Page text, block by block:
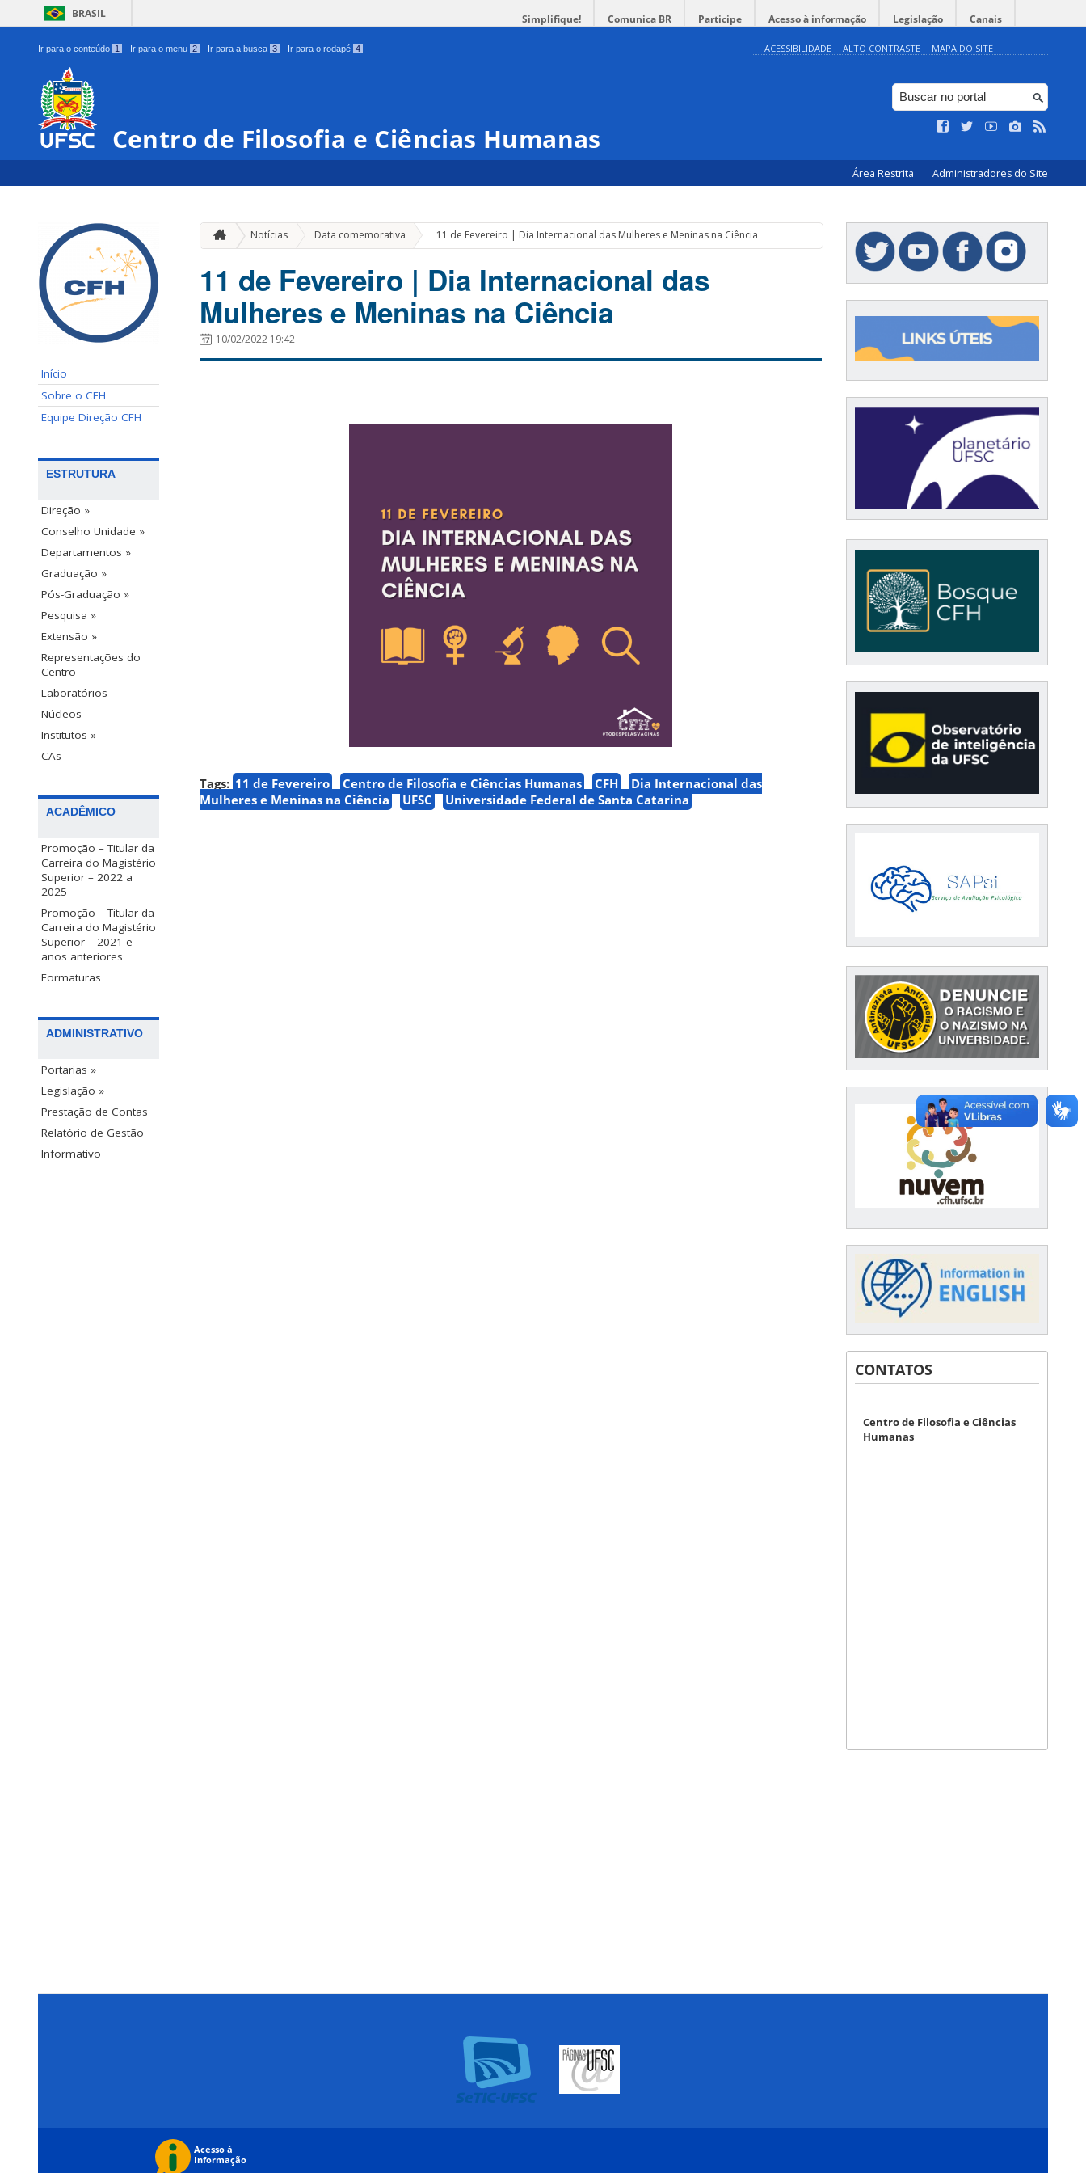
BRASIL Simplifique! Comunica BR Participe Acesso à informação Legislação Canais
Ir para o conteúdo 1 Ir para o menu 2 Ir para a busca 3 Ir para o rodapé 4 ACESSIBILIDADE ALTO CONTRASTE MAPA DO SITE
Centro de Filosofia e Ciências Humanas
Área Restrita Administradores do Site
Início
Sobre o CFH
Equipe Direção CFH
ESTRUTURA
Direção »
Conselho Unidade »
Departamentos »
Graduação »
Pós-Graduação »
Pesquisa »
Extensão »
Representações do
Centro
Laboratórios
Núcleos
Institutos »
CAs
ACADÊMICO
Promoção – Titular da
Carreira do Magistério
Superior – 2022 a
2025
Promoção – Titular da
Carreira do Magistério
Superior – 2021 e
anos anteriores
Formaturas
ADMINISTRATIVO
Portarias »
Legislação »
Prestação de Contas
Relatório de Gestão
Informativo
Notícias Data comemorativa » 11 de Fevereiro | Dia Internacional das Mulheres e Meninas na Ciência
11 de Fevereiro | Dia Internacional das
Mulheres e Meninas na Ciência
10/02/2022 19:42
Tags: 11 de Fevereiro Centro de Filosofia e Ciências Humanas CFH
Dia Internacional das
Mulheres e Meninas na Ciência
UFSC Universidade Federal de Santa Catarina
CONTATOS
Centro de Filosofia e Ciências
Humanas